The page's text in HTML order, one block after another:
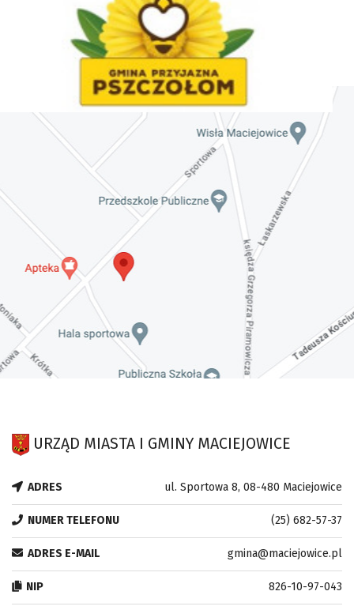
URZĄD MIASTA I GMINY MACIEJOWICE
ADRES ul. Sportowa 8, 08-480 Maciejowice
NUMER TELEFONU (25) 682-57-37
ADRES E-MAIL gmina@maciejowice.pl
NIP 826-10-97-043